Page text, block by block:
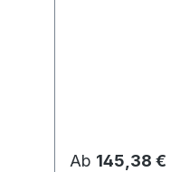
Regulärer Preis:
Ab 145,38 €